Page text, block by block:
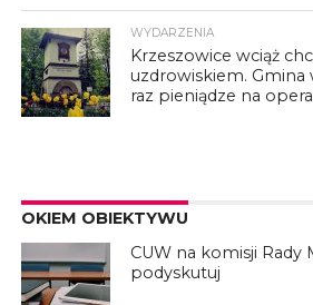
WYDARZENIA
Krzeszowice wciąż
uzdrowiskiem. Gmina
raz pieniądze na
OKIEM OBIEKTYWU
CUW na komisji Rady
podyskutuj